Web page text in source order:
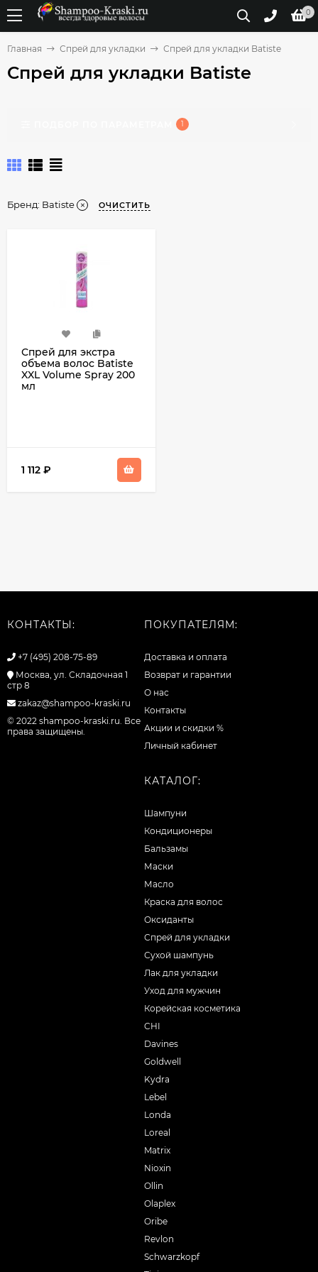
0
Главная Спрей для укладки Спрей для укладки Batiste
Спрей для укладки Batiste
1
Бренд: Batiste ОЧИСТИТЬ
Спрей для экстра
объема волос Batiste
XXL Volume Spray 200
мл
1 112 ₽
КОНТАКТЫ:
+7 (495) 208-75-89
Москва, ул. Складочная 1
стр 8
zakaz@shampoo-kraski.ru
© 2022 shampoo-kraski.ru. Все
права защищены.
ПОКУПАТЕЛЯМ:
Доставка и оплата
Возврат и гарантии
О нас
Контакты
Акции и скидки %
Личный кабинет
КАТАЛОГ:
Шампуни
Кондиционеры
Бальзамы
Маски
Масло
Краска для волос
Оксиданты
Спрей для укладки
Сухой шампунь
Лак для укладки
Уход для мужчин
Корейская косметика
CHI
Davines
Goldwell
Kydra
Lebel
Londa
Loreal
Matrix
Nioxin
Ollin
Olaplex
Oribe
Revlon
Schwarzkopf